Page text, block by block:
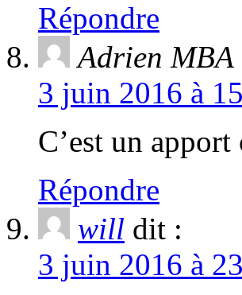
Répondre
Adrien MBA
3 juin 2016 à
C’est un
Répondre
will dit :
3 juin 2016 à